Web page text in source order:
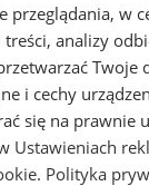
przeglądania, w
analizy
Twoje
i cechy
się na prawnie
Ustawieniach
. Polityka